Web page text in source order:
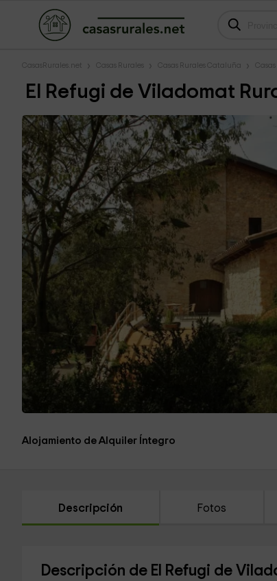
CasasRurales.net Casas Rurales Casas Rurales Cataluña
El Refugi de Viladomat
Alojamiento de Alquiler Íntegro
Descripción Fotos
Descripción de El Refugi de